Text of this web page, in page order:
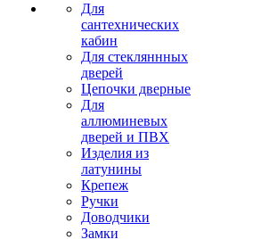
Для
сантехнических
кабин
Для стекляннных
дверей
Цепочки дверные
Для
аллюминевых
дверей и ПВХ
Изделия из
латунины
Крепеж
Ручки
Доводчики
Замки